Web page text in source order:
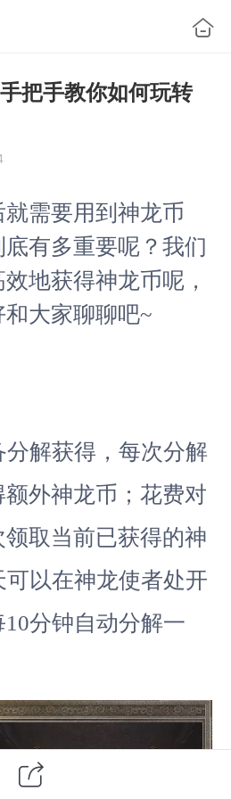
把手教你如何玩转
需要用到神龙币
有多重要呢？我们
地获得神龙币呢，
大家聊聊吧~
分解获得，每次分解
外神龙币；花费对
取当前已获得的神
可以在神龙使者处开
分钟自动分解一